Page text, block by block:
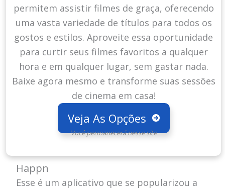
permitem assistir filmes de graça, oferecendo
uma vasta variedade de títulos para todos os
gostos e estilos. Aproveite essa oportunidade
para curtir seus filmes favoritos a qualquer
hora e em qualquer lugar, sem gastar nada.
Baixe agora mesmo e transforme suas sessões
de cinema em casa!
Veja As Opções
Você permanecerá nesse site
Happn
Esse é um aplicativo que se popularizou a